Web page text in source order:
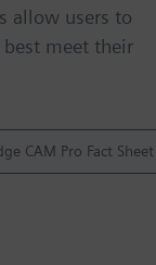
allow users to
meet their
CAM Pro Fact Sheet